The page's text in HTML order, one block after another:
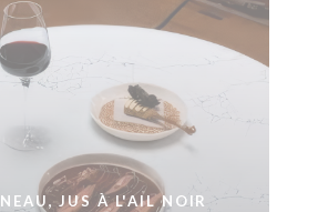
JUS À L'AIL NOIR